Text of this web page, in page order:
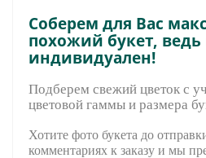
Соберем для Вас
похожий букет,
индивидуален!
Подберем свежий цветок с
цветовой гаммы и размера
Хотите фото букета до
комментариях к заказу и мы